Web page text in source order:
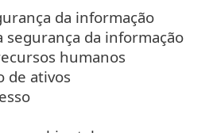
da informação
segurança da informação
humanos
de ativos